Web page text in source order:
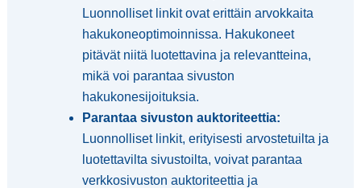
Luonnolliset linkit ovat erittäin arvokkaita
hakukoneoptimoinnissa. Hakukoneet
pitävät niitä luotettavina ja relevantteina,
mikä voi parantaa sivuston
hakukonesijoituksia.
Parantaa sivuston auktoriteettia:
Luonnolliset linkit, erityisesti arvostetuilta ja
luotettavilta sivustoilta, voivat parantaa
verkkosivuston auktoriteettia ja